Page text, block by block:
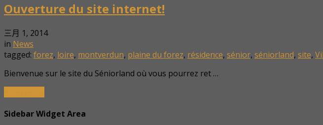
Ouverture du site internet!
三月 1, 2014
in News
tagged: forez, loire, montverdun, plaine du forez, résidence, sénior, séniorland, site,
Bienvenue sur le site du Séniorland où vous pourrez ret …
Sidebar Widget Area